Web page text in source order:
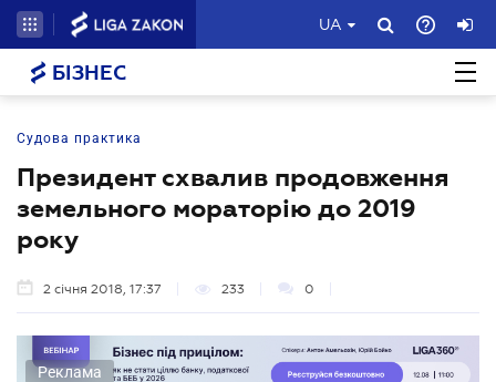
UA
БІЗНЕС
Судова практика
Президент схвалив продовження
земельного мораторію до 2019
року
2 січня 2018, 17:37 233 0
Реклама